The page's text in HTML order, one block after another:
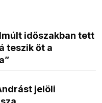
időszakban tett
teszik őt a
jelöli